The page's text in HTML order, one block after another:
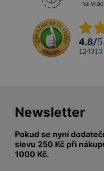
na
4.8/5
124313
Newsletter
Pokud se nyní
slevu 250 Kč při
1000 Kč.